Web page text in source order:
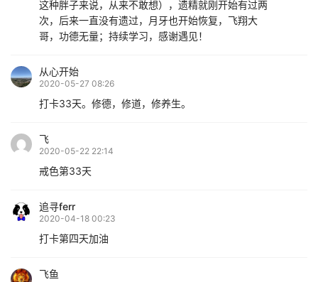
这种胖子来说，从来不敢想），遗精就刚开始有过两
次，后来一直没有遗过，月牙也开始恢复，飞翔大
哥，功德无量；持续学习，感谢遇见！
从心开始
2020-05-27 08:26
打卡33天。修德，修道，修养生。
飞
2020-05-22 22:14
戒色第33天
追寻ferr
2020-04-18 00:23
打卡第四天加油
飞鱼